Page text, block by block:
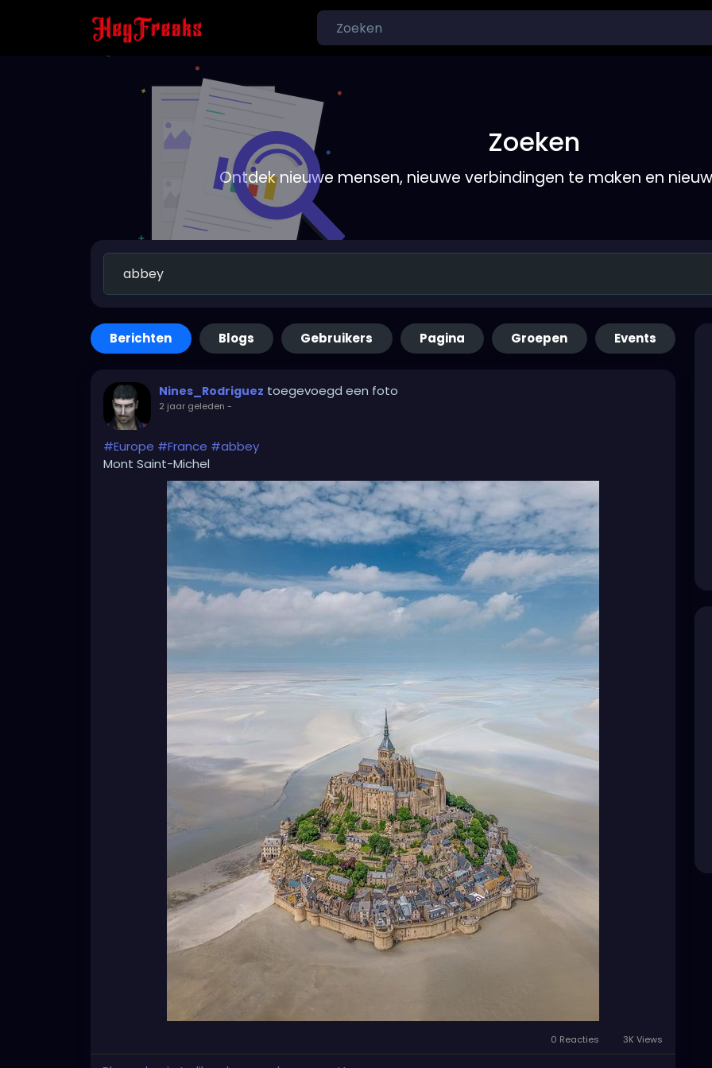
Zoeken
Ontdek nieuwe mensen, nieuwe verbindingen te maken en
Berichten Blogs Gebruikers Pagina Groepen Events
Nines_Rodriguez toegevoegd een foto
2 jaar geleden -
#Europe #France #abbey
Mont Saint-Michel
0 Reacties 3K Views